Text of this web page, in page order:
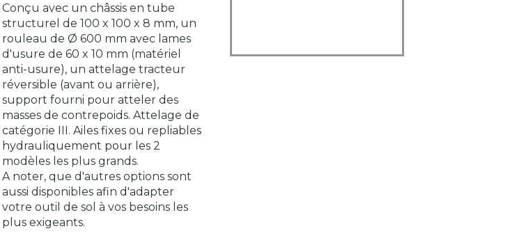
Conçu avec un châssis en tube
structurel de 100 x 100 x 8 mm, un
rouleau de Ø 600 mm avec lames
d'usure de 60 x 10 mm (matériel
anti-usure), un attelage tracteur
réversible (avant ou arrière),
support fourni pour atteler des
masses de contrepoids. Attelage de
catégorie III. Ailes fixes ou repliables
hydrauliquement pour les 2
modèles les plus grands.
A noter, que d'autres options sont
aussi disponibles afin d'adapter
votre outil de sol à vos besoins les
plus exigeants.